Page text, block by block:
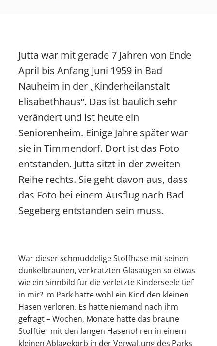
Jutta war mit gerade 7 Jahren von Ende
April bis Anfang Juni 1959 in Bad
Nauheim in der „Kinderheilanstalt
Elisabethhaus“. Das ist baulich sehr
verändert und ist heute ein
Seniorenheim. Einige Jahre später war
sie in Timmendorf. Dort ist das Foto
entstanden. Jutta sitzt in der zweiten
Reihe rechts. Sie geht davon aus, dass
das Foto bei einem Ausflug nach Bad
Segeberg entstanden sein muss.
War dieser schmuddelige Stoffhase mit seinen
dunkelbraunen, verkratzten Glasaugen so etwas
wie ein Sinnbild für die verletzte Kinderseele tief
in mir? Im Park hatte wohl ein Kind den kleinen
Hasen verloren. Es hatte niemand nach ihm
gefragt – Wochen, Monate hatte das braune
Stofftier mit den langen Hasenohren in einem
kleinen Ablagekorb in der Verwaltung des Parks